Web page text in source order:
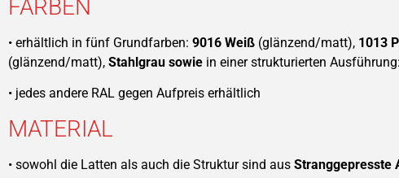
FARBEN
• erhältlich in fünf Grundfarben: 9016 Weiß (glänzend/matt), 1013
(glänzend/matt), Stahlgrau sowie in einer strukturierten Ausführung:
• jedes andere RAL gegen Aufpreis erhältlich
MATERIAL
• sowohl die Latten als auch die Struktur sind aus Stranggepresste